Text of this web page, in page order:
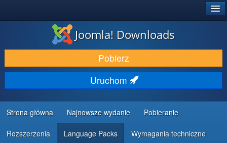
DODATKI I ROZSZERZENIA
ODKRYJ & POZNAJ
SPOŁECZNOŚĆ & WSPARCIE
ZASOBY DLA PROGRAMISTÓW
Joomla! Downloads
Pobierz
Uruchom
Strona główna Najnowsze wydanie Pobieranie
Rozszerzenia Language Packs Wymagania techniczne